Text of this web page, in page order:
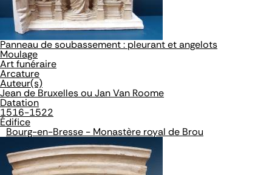
Panneau de soubassement : pleurant et angelots
Moulage
Art funéraire
Arcature
Auteur(s)
Jean de Bruxelles ou Jan Van Roome
Datation
1516-1522
Édifice
Bourg-en-Bresse - Monastère royal de Brou